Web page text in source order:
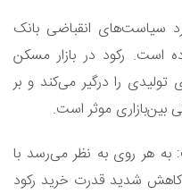
سیاست‌های انقباضی بانک
است. رکود در بازار مسکن
را درگیر می‌کند و بر
بین‌بازاری موثر است.
هر روی به نظر می‌رسد با
شدید قدرت خرید رکود